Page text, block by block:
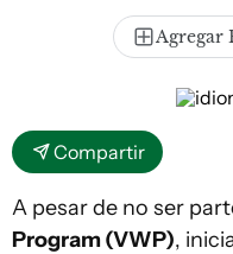
Agregar
Compartir
A pesar de no ser
Program (VWP),